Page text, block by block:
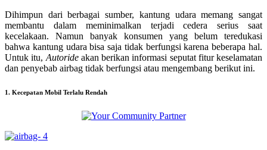
Dihimpun dari berbagai sumber, kantung udara memang sangat
membantu dalam meminimalkan terjadi cedera serius saat
kecelakaan. Namun banyak konsumen yang belum teredukasi
bahwa kantung udara bisa saja tidak berfungsi karena beberapa hal.
Untuk itu, Autorideakan berikan informasi seputat fitur keselamatan
dan penyebab airbag tidak berfungsi atau mengembang berikut ini.
1. Kecepatan Mobil Terlalu Rendah